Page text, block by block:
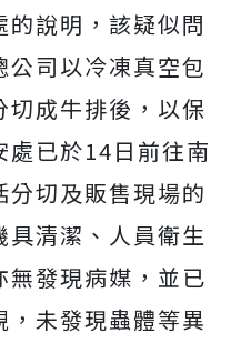
說明，該疑似問
司以冷凍真空包
切成牛排後，以保
已於14日前往南
切及販售現場的
清潔、人員衛生
無發現病媒，並已
未發現蟲體等異